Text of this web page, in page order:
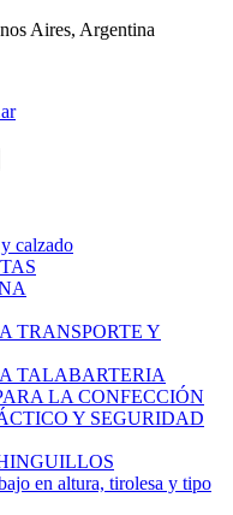
Aires, Argentina
calzado
TRANSPORTE Y
TALABARTERIA
LA CONFECCIÓN
Y SEGURIDAD
en altura, tirolesa y tipo